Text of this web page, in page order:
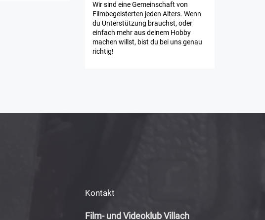
Wir sind eine Gemeinschaft von
Filmbegeisterten jeden Alters. Wenn
du Unterstützung brauchst, oder
einfach mehr aus deinem Hobby
machen willst, bist du bei uns genau
richtig!
Kontakt
Film- und Videoklub Villach